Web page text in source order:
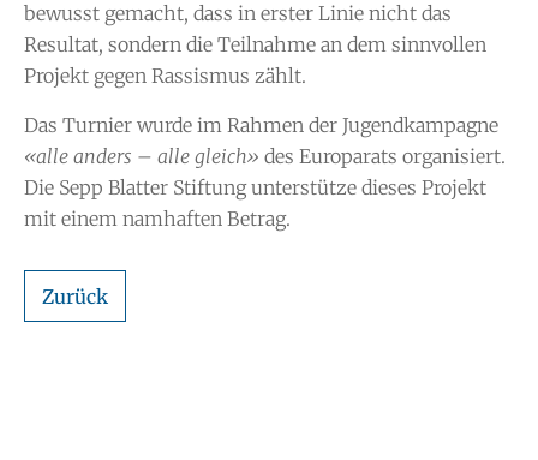
bewusst gemacht, dass in erster Linie nicht das
Resultat, sondern die Teilnahme an dem sinnvollen
Projekt gegen Rassismus zählt.
Das Turnier wurde im Rahmen der Jugendkampagne
«alle anders – alle gleich» des Europarats organisiert.
Die Sepp Blatter Stiftung unterstütze dieses Projekt
mit einem namhaften Betrag.
Zurück